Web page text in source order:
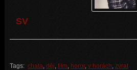
SV
Tags: chata, děj, film, horor, v horách, zvrat